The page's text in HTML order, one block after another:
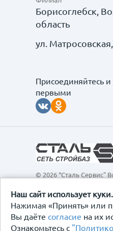
Наш сайт использует куки.
Нажимая «Принять» или
Вы даёте согласие на их
Ознакомьтесь с
Борисоглебск,
область
ул.
Присоединяйтесь и
первыми
© 2026 “Сталь Сервис"
интернет-сайт, а также
ценах, предоставленная
исключительно
каких условиях не
определяемой